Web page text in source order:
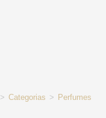
> Categorias > Perfumes e